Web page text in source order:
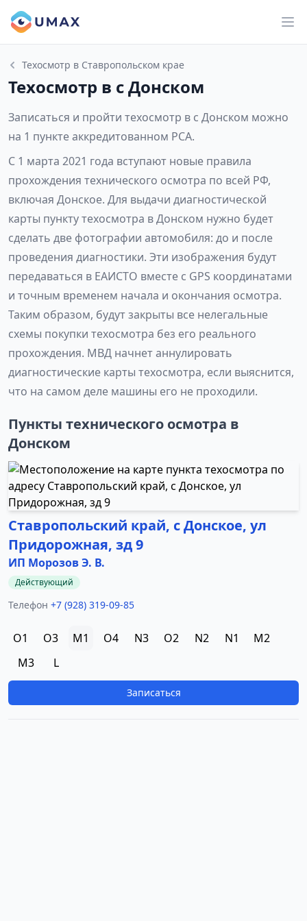
Техосмотр в Ставропольском крае
Техосмотр в с Донском
Записаться и пройти техосмотр в с Донском можно
на 1 пункте аккредитованном РСА.
С 1 марта 2021 года вступают новые правила
прохождения технического осмотра по всей РФ,
включая Донское. Для выдачи диагностической
карты пункту техосмотра в Донском нужно будет
сделать две фотографии автомобиля: до и после
проведения диагностики. Эти изображения будут
передаваться в ЕАИСТО вместе с GPS координатами
и точным временем начала и окончания осмотра.
Таким образом, будут закрыты все нелегальные
схемы покупки техосмотра без его реального
прохождения. МВД начнет аннулировать
диагностические карты техосмотра, если выяснится,
что на самом деле машины его не проходили.
Пункты технического осмотра в
Донском
Ставропольский край, с Донское, ул
Придорожная, зд 9
ИП Морозов Э. В.
Действующий
Телефон +7 (928) 319-09-85
O1 O3 M1 O4 N3 O2 N2 N1
M2
M3
L
Записаться